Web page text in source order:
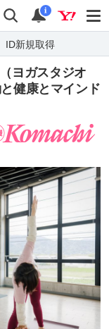
検索 通知
i
ID新規取得
ヨガスタジオ
健康とマインド